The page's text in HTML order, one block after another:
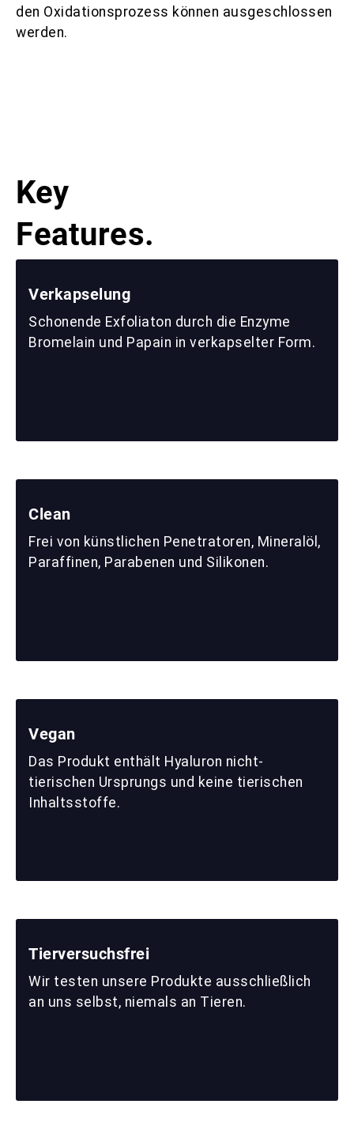
den Oxidationsprozess können ausgeschlossen
werden.
Key
Features.
Verkapselung
Schonende Exfoliaton durch die Enzyme
Bromelain und Papain in verkapselter Form.
Clean
Frei von künstlichen Penetratoren, Mineralöl,
Paraffinen, Parabenen und Silikonen.
Vegan
Das Produkt enthält Hyaluron nicht-
tierischen Ursprungs und keine tierischen
Inhaltsstoffe.
Tierversuchsfrei
Wir testen unsere Produkte ausschließlich
an uns selbst, niemals an Tieren.